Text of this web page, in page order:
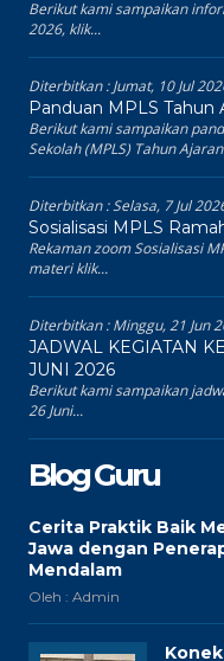
Berikut kami sampaikan
2026, klik...
Diterbitkan :Jumat, 10 Jul
Panduan MPLS Tahun
Berikut kami sampaikan
Sekolah (MPLS) Tahun
Diterbitkan :Selasa, 7 Jul
Sosialisasi MPLS
Rekaman zoom Sosialisasi
materi klik...
Diterbitkan :Minggu, 21 Jun
JADWAL KEGIATAN
JUNI 2026
Berikut kami sampaikan
26 Juni...
Blog Guru
Cerita Praktik Baik
Jawa dengan
Mendalam
Oleh : Admin